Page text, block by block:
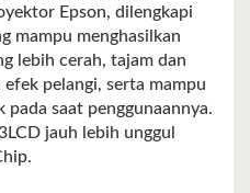
Epson, dilengkapi
mampu menghasilkan
lebih cerah, tajam dan
pelangi, serta mampu
saat penggunaannya.
jauh lebih unggul